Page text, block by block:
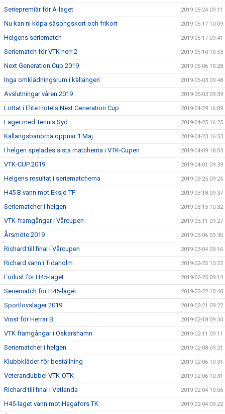
Seriepremiär för A-laget 2019-05-24 09:11
Nu kan ni köpa säsongskort och frikort 2019-05-17 10:09
Helgens seriematch 2019-05-17 09:41
Seriematch för VTK herr 2 2019-05-10 10:53
Next Generation Cup 2019 2019-05-06 10:28
Inga omklädningsrum i källängen 2019-05-03 09:48
Avslutningar våren 2019 2019-05-03 09:39
Lottat i Elite Hotels Next Generation Cup 2019-04-29 16:09
Läger med Tennis Syd 2019-04-25 16:25
Källängsbanorna öppnar 1 Maj 2019-04-23 16:53
I helgen spelades sista matcherna i VTK-Cupen 2019-04-09 18:03
VTK-CUP 2019 2019-04-01 09:39
Helgens resultat i seriematcherna 2019-03-25 09:25
H45 B vann mot Eksjö TF 2019-03-18 09:37
Seriematcher i helgen 2019-03-15 10:32
VTK-framgångar i Vårcupen 2019-03-11 09:27
Årsmöte 2019 2019-03-06 09:30
Richard till final i Vårcupen 2019-03-04 09:16
Richard vann i Tidaholm 2019-02-25 10:22
Förlust för H45-laget 2019-02-25 09:14
Seriematch för H45-laget 2019-02-22 10:40
Sportlovsläger 2019 2019-02-21 09:22
Vinst för Herrar B 2019-02-18 09:34
VTK framgångar i Oskarshamn 2019-02-11 09:11
Seriematcher i helgen 2019-02-08 09:21
Klubbkläder för beställning 2019-02-06 10:31
Veterandubbel VTK-OTK 2019-02-06 10:31
Richard till final i Vetlanda 2019-02-04 10:06
H45-laget vann mot Hagafors TK 2019-02-04 09:22